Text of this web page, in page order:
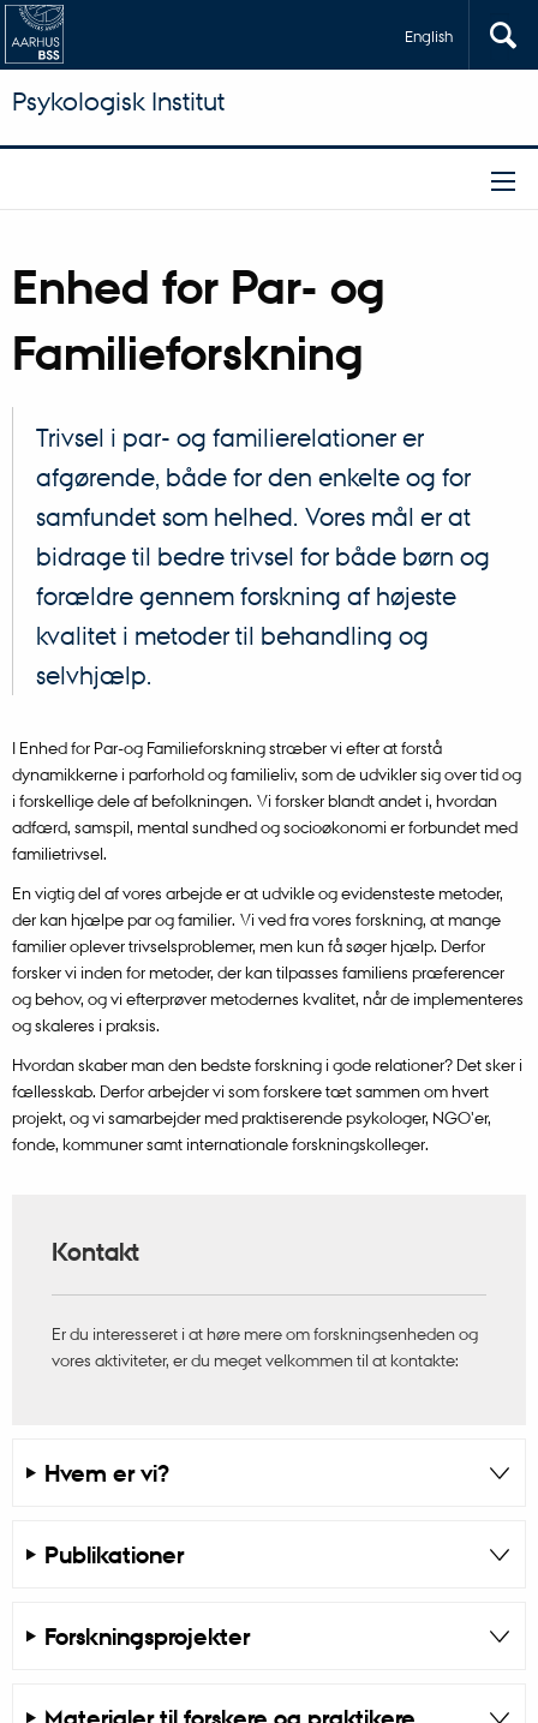
English
Psykologisk Institut
Enhed for Par- og
Familieforskning
Trivsel i par- og familierelationer er
afgørende, både for den enkelte og for
samfundet som helhed. Vores mål er at
bidrage til bedre trivsel for både børn og
forældre gennem forskning af højeste
kvalitet i metoder til behandling og
selvhjælp.
I Enhed for Par-og Familieforskning stræber vi efter at forstå
dynamikkerne i parforhold og familieliv, som de udvikler sig over tid og
i forskellige dele af befolkningen. Vi forsker blandt andet i, hvordan
adfærd, samspil, mental sundhed og socioøkonomi er forbundet med
familietrivsel.
En vigtig del af vores arbejde er at udvikle og evidensteste metoder,
der kan hjælpe par og familier. Vi ved fra vores forskning, at mange
familier oplever trivselsproblemer, men kun få søger hjælp. Derfor
forsker vi inden for metoder, der kan tilpasses familiens præferencer
og behov, og vi efterprøver metodernes kvalitet, når de implementeres
og skaleres i praksis.
Hvordan skaber man den bedste forskning i gode relationer? Det sker i
fællesskab. Derfor arbejder vi som forskere tæt sammen om hvert
projekt, og vi samarbejder med praktiserende psykologer, NGO'er,
fonde, kommuner samt internationale forskningskolleger.
Kontakt
Er du interesseret i at høre mere om forskningsenheden og
vores aktiviteter, er du meget velkommen til at kontakte:
Hvem er vi?
Publikationer
Forskningsprojekter